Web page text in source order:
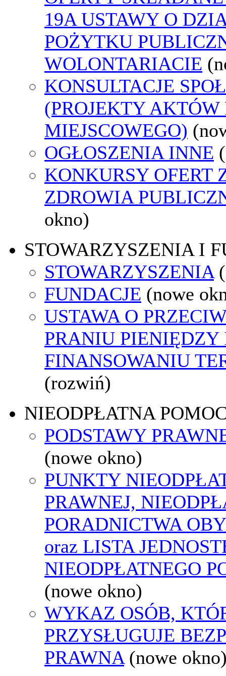
19A USTAWY O
POŻYTKU
WOLONTARIACIE
KONSULTACJE
(PROJEKTY AKTÓW
MIEJSCOWEGO)
OGŁOSZENIA INNE
KONKURSY OFERT
ZDROWIA
okno)
STOWARZYSZENIA I
STOWARZYSZENIA
FUNDACJE (nowe
USTAWA O
PRANIU PIENIĘDZY
FINANSOWANIU
(rozwiń)
NIEODPŁATNA
PODSTAWY
(nowe okno)
PUNKTY
PRAWNEJ,
PORADNICTWA
oraz LISTA
NIEODPŁATNEGO
(nowe okno)
WYKAZ OSÓB,
PRZYSŁUGUJE
PRAWNA (nowe